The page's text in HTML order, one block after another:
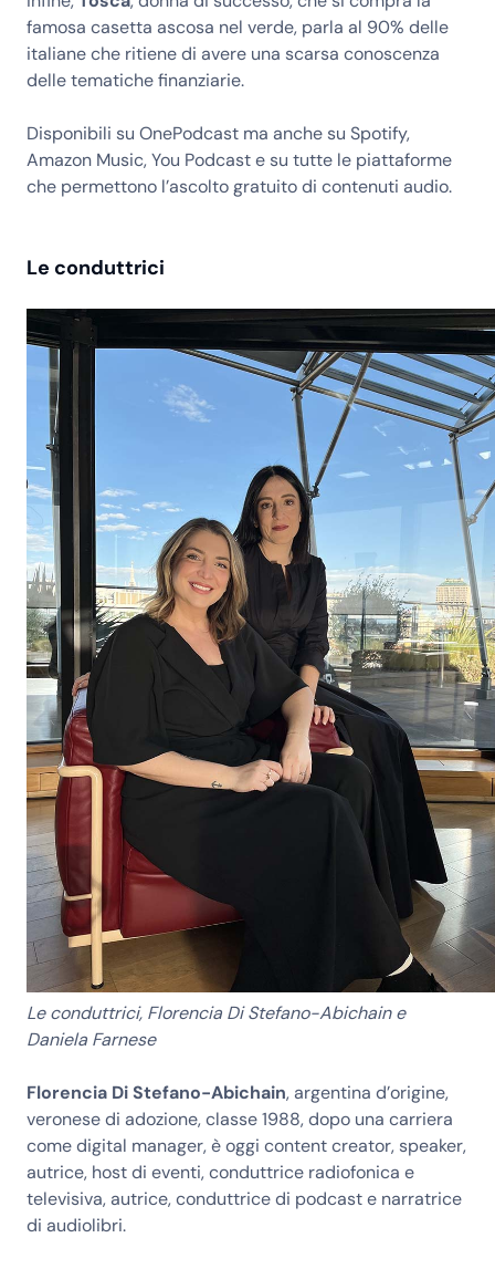
famosa casetta ascosa nel verde, parla al 90% delle
italiane che ritiene di avere una scarsa conoscenza
delle tematiche finanziarie.
Disponibili su OnePodcast ma anche su Spotify,
Amazon Music, You Podcast e su tutte le piattaforme
che permettono l’ascolto gratuito di contenuti audio.
Le conduttrici
Le conduttrici, Florencia Di Stefano-Abichain e
Daniela Farnese
Florencia Di Stefano-Abichain, argentina d’origine,
veronese di adozione, classe 1988, dopo una carriera
come digital manager, è oggi content creator, speaker,
autrice, host di eventi, conduttrice radiofonica e
televisiva, autrice, conduttrice di podcast e narratrice
di audiolibri.